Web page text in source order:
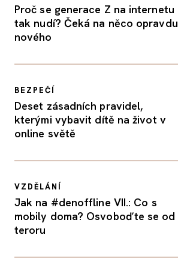
Proč se generace Z na internetu
tak nudí? Čeká na něco opravdu
nového
BEZPEČÍ
Deset zásadních pravidel,
kterými vybavit dítě na život v
online světě
VZDĚLÁNÍ
Jak na #denoffline VII.: Co s
mobily doma? Osvoboďte se od
teroru